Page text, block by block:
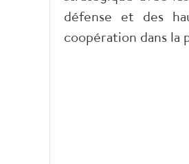
défense et des
coopération dans la